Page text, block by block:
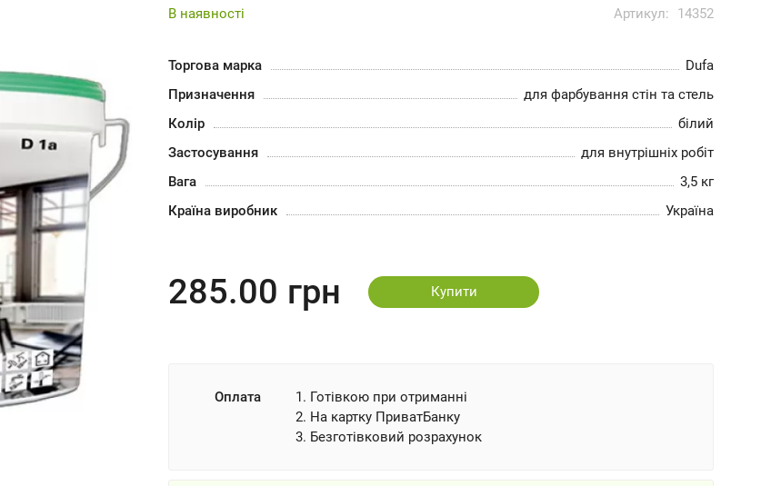
В наявності Артикул: 14352
Торгова марка
Dufa
Призначення
для фарбування стін та стель
Колір
білий
Застосування
для внутрішніх робіт
Вага
3,5 кг
Країна виробник
Україна
285.00 грн Купити
Оплата
Готівкою при отриманні
На картку ПриватБанку
Безготівковий розрахунок